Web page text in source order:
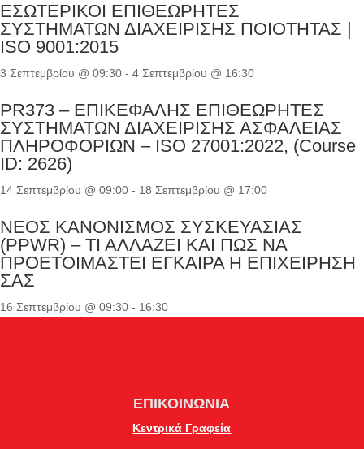
ΕΣΩΤΕΡΙΚΟΙ ΕΠΙΘΕΩΡΗΤΕΣ
ΣΥΣΤΗΜΑΤΩΝ ΔΙΑΧΕΙΡΙΣΗΣ ΠΟΙΟΤΗΤΑΣ |
ISO 9001:2015
3 Σεπτεμβρίου @ 09:30 - 4 Σεπτεμβρίου @ 16:30
PR373 – ΕΠΙΚΕΦΑΛΗΣ ΕΠΙΘΕΩΡΗΤΕΣ
ΣΥΣΤΗΜΑΤΩΝ ΔΙΑΧΕΙΡΙΣΗΣ ΑΣΦΑΛΕΙΑΣ
ΠΛΗΡΟΦΟΡΙΩΝ – ISO 27001:2022, (Course
ID: 2626)
14 Σεπτεμβρίου @ 09:00 - 18 Σεπτεμβρίου @ 17:00
ΝΕΟΣ ΚΑΝΟΝΙΣΜΟΣ ΣΥΣΚΕΥΑΣΙΑΣ
(PPWR) – ΤΙ ΑΛΛΑΖΕΙ ΚΑΙ ΠΩΣ ΝΑ
ΠΡΟΕΤΟΙΜΑΣΤΕΙ ΕΓΚΑΙΡΑ Η ΕΠΙΧΕΙΡΗΣΗ
ΣΑΣ
16 Σεπτεμβρίου @ 09:30 - 16:30
ΕΠΙΚΟΙΝΩΝΙΑ
Κεντρικά Γραφεία